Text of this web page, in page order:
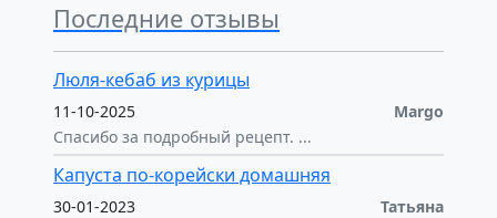
Последние отзывы
Люля-кебаб из курицы
11-10-2025
Margo
Спасибо за подробный рецепт. ...
Капуста по-корейски домашняя
30-01-2023
Татьяна